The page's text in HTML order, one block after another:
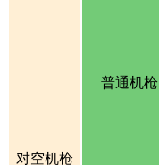
对空机枪
普通机枪